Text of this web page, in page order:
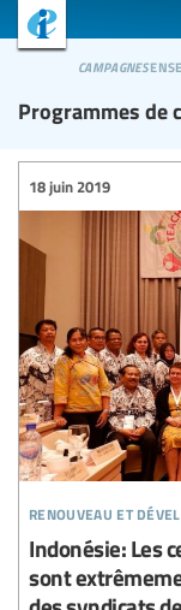
Programmes de
campagnes
renouveau et
18 juin 2019
Indonésie: Les
sont